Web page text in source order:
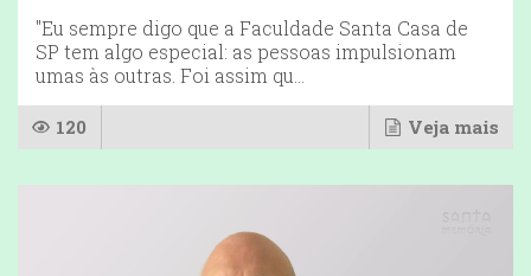
"Eu sempre digo que a Faculdade Santa Casa de
SP tem algo especial: as pessoas impulsionam
umas às outras. Foi assim qu...
120 Veja mais